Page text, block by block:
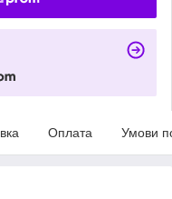
Оплата Умови